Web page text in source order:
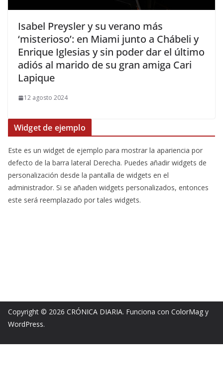
​Isabel Preysler y su verano más
‘misterioso’: en Miami junto a Chábeli y
Enrique Iglesias y sin poder dar el último
adiós al marido de su gran amiga Cari
Lapique
12 agosto 2024
Widget de ejemplo
Este es un widget de ejemplo para mostrar la apariencia por
defecto de la barra lateral Derecha. Puedes añadir widgets de
personalización desde la pantalla de widgets en el
administrador. Si se añaden widgets personalizados, entonces
este será reemplazado por tales widgets.
Copyright © 2026 CRÓNICA DIARIA. Funciona con ColorMag y
WordPress.